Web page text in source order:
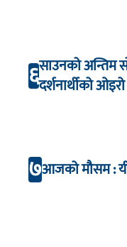
६साउनको अन्तिम
दर्शनार्थीको ओइरो
७आजको मौसम : यी